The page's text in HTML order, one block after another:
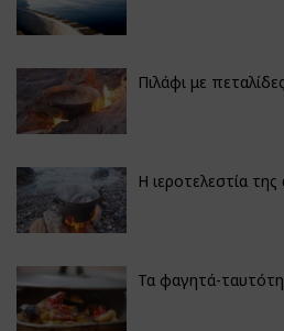
Πιλάφι με
Η ιεροτελεστία της
Τα φαγητά-